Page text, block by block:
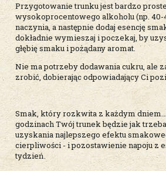
Przygotowanie trunku jest bardzo
wysokoprocentowego alkoholu (np. 40-
naczynia, a następnie dodaj esencję
dokładnie wymieszaj i poczekaj, by
głębię smaku i pożądany aromat.
Nie ma potrzeby dodawania cukru, ale
zrobić, dobierając odpowiadający Ci
Smak, który rozkwita z każdym
godzinach Twój trunek będzie jak
uzyskania najlepszego efektu
cierpliwości - i pozostawienie napoju z
tydzień.